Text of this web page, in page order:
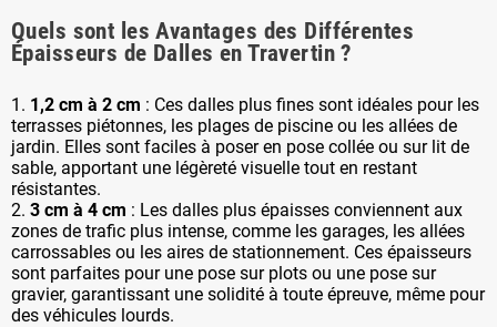
Quels sont les Avantages des Différentes
Épaisseurs de Dalles en Travertin ?
1. 1,2 cm à 2 cm : Ces dalles plus fines sont idéales pour les
terrasses piétonnes, les plages de piscine ou les allées de
jardin. Elles sont faciles à poser en pose collée ou sur lit de
sable, apportant une légèreté visuelle tout en restant
résistantes.
2. 3 cm à 4 cm : Les dalles plus épaisses conviennent aux
zones de trafic plus intense, comme les garages, les allées
carrossables ou les aires de stationnement. Ces épaisseurs
sont parfaites pour une pose sur plots ou une pose sur
gravier, garantissant une solidité à toute épreuve, même pour
des véhicules lourds.